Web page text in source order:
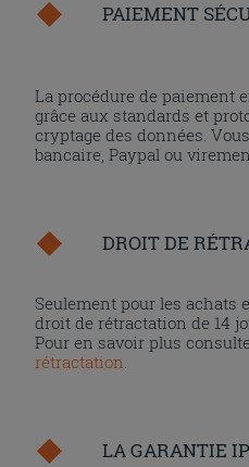
PAIEMENT
La procédure de paiement
grâce aux standards et
cryptage des données.
bancaire, Paypal ou
DROIT DE
Seulement pour les achats
droit de rétractation de 14
Pour en savoir plus
rétractation.
LA GARANTIE